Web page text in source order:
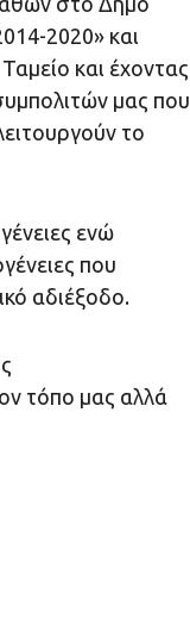
2020» και
και έχοντας
μας που
το
ενώ
που
αδιέξοδο.
τόπο μας αλλά